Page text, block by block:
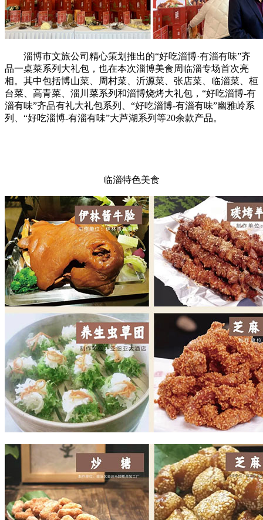
淄博市文旅公司精心策划推出的“好吃淄博·有淄有味”齐
品一桌菜系列大礼包，也在本次淄博美食周临淄专场首次亮
相。其中包括博山菜、周村菜、沂源菜、张店菜、临淄菜、桓
台菜、高青菜、淄川菜系列和淄博烧烤大礼包，“好吃淄博-有
淄有味”齐品有礼大礼包系列、“好吃淄博-有淄有味”幽雅岭系
列、“好吃淄博-有淄有味”大芦湖系列等20余款产品。
临淄特色美食